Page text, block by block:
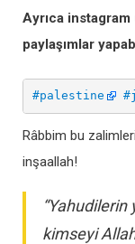
Ayrıca
paylaşımlar
#palestine
Râbbim bu
inşaallah!
“Yahudilerin
kimseyi